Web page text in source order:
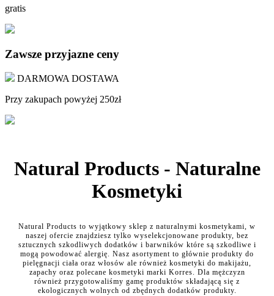
gratis
Zawsze przyjazne ceny
DARMOWA DOSTAWA
Przy zakupach powyżej 250zł
Natural Products - Naturalne
Kosmetyki
Natural Products to wyjątkowy sklep z naturalnymi kosmetykami, w
naszej ofercie znajdziesz tylko wyselekcjonowane produkty, bez
sztucznych szkodliwych dodatków i barwników które są szkodliwe i
mogą powodować alergię. Nasz asortyment to głównie produkty do
pielęgnacji ciała oraz włosów ale również kosmetyki do makijażu,
zapachy oraz polecane kosmetyki marki Korres. Dla mężczyzn
również przygotowaliśmy gamę produktów składającą się z
ekologicznych wolnych od zbędnych dodatków produkty.